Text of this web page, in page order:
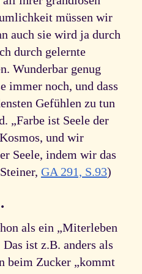
müssen wir
auch sie wird ja durch
durch gelernte
Wunderbar genug
immer noch, und dass
Gefühlen zu tun
„Farbe ist Seele der
und wir
Seele, indem wir das
GA 291, S.93)
als ein „Miterleben
ist z.B. anders als
beim Zucker „kommt